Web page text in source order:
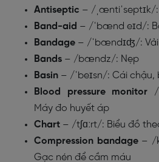
Antiseptic – /ˌæntiˈseptɪk/
Band-aid – /ˈbænd eɪd/:
Bandage – /ˈbændɪʤ/:
Bands – /bændz/: Nẹp
Basin – /ˈbeɪsn/: Cái chậu,
Blood pressure monitor /
Máy đo huyết áp
Chart – /tʃɑːrt/: Biểu đồ
Compression bandage– /
Gạc nén để cầm máu